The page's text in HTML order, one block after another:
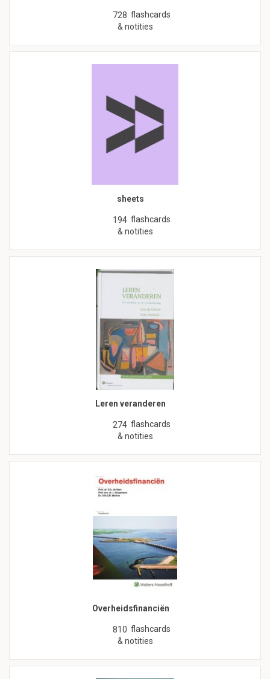
728 flashcards
& notities
sheets
194 flashcards
& notities
Leren veranderen
274 flashcards
& notities
Overheidsfinanciën
810 flashcards
& notities